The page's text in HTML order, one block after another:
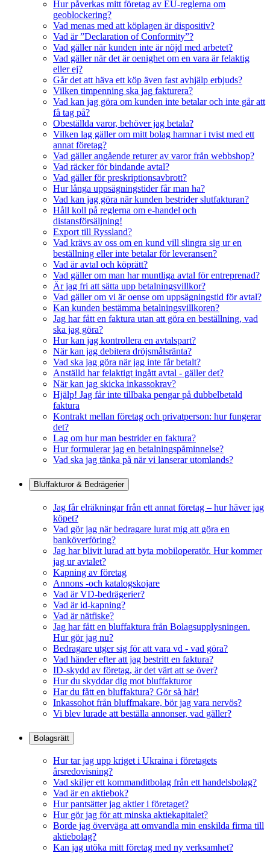
Hur påverkas mitt företag av EU-reglerna om
geoblockering?
Vad menas med att köplagen är dispositiv?
Vad är ”Declaration of Conformity”?
Vad gäller när kunden inte är nöjd med arbetet?
Vad gäller när det är oenighet om en vara är felaktig
eller ej?
Går det att häva ett köp även fast avhjälp erbjuds?
Vilken timpenning ska jag fakturera?
Vad kan jag göra om kunden inte betalar och inte går att
få tag på?
Obeställda varor, behöver jag betala?
Vilken lag gäller om mitt bolag hamnar i tvist med ett
annat företag?
Vad gäller angående returer av varor från webbshop?
Vad räcker för bindande avtal?
Vad gäller för preskriptionsavbrott?
Hur långa uppsägningstider får man ha?
Vad kan jag göra när kunden bestrider slutfakturan?
Håll koll på reglerna om e-handel och
distansförsäljning!
Export till Ryssland?
Vad krävs av oss om en kund vill slingra sig ur en
beställning eller inte betalar för leveransen?
Vad är avtal och köprätt?
Vad gäller om man har muntliga avtal för entreprenad?
Är jag fri att sätta upp betalningsvillkor?
Vad gäller om vi är oense om uppsägningstid för avtal?
Kan kunden bestämma betalningsvillkoren?
Jag har fått en faktura utan att göra en beställning, vad
ska jag göra?
Hur kan jag kontrollera en avtalspart?
När kan jag debitera dröjsmålsränta?
Vad ska jag göra när jag inte får betalt?
Anställd har felaktigt ingått avtal - gäller det?
När kan jag skicka inkassokrav?
Hjälp! Jag får inte tillbaka pengar på dubbelbetald
faktura
Kontrakt mellan företag och privatperson: hur fungerar
det?
Lag om hur man bestrider en faktura?
Hur formulerar jag en betalningspåminnelse?
Vad ska jag tänka på när vi lanserar utomlands?
Bluffakturor & Bedrägerier
Jag får elräkningar från ett annat företag – hur häver jag
köpet?
Vad gör jag när bedragare lurat mig att göra en
banköverföring?
Jag har blivit lurad att byta mobiloperatör. Hur kommer
jag ur avtalet?
Kapning av företag
Annons -och katalogskojare
Vad är VD-bedrägerier?
Vad är id-kapning?
Vad är nätfiske?
Jag har fått en bluffaktura från Bolagsupplysningen.
Hur gör jag nu?
Bedragare utger sig för att vara vd - vad göra?
Vad händer efter att jag bestritt en faktura?
ID-skydd av företag, är det värt att se över?
Hur du skyddar dig mot bluffakturor
Har du fått en bluffaktura? Gör så här!
Inkassohot från bluffmakare, bör jag vara nervös?
Vi blev lurade att beställa annonser, vad gäller?
Bolagsrätt
Hur tar jag upp kriget i Ukraina i företagets
årsredovisning?
Vad skiljer ett kommanditbolag från ett handelsbolag?
Vad är en aktiebok?
Hur pantsätter jag aktier i företaget?
Hur gör jag för att minska aktiekapitalet?
Borde jag överväga att omvandla min enskilda firma till
aktiebolag?
Kan jag utöka mitt företag med ny verksamhet?